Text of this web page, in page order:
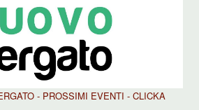
- PROSSIMI EVENTI - CLICKA